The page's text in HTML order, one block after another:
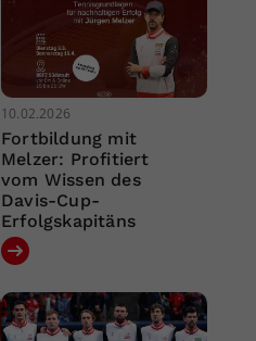
10.02.2026
Fortbildung mit
Melzer: Profitiert
vom Wissen des
Davis-Cup-
Erfolgskapitäns